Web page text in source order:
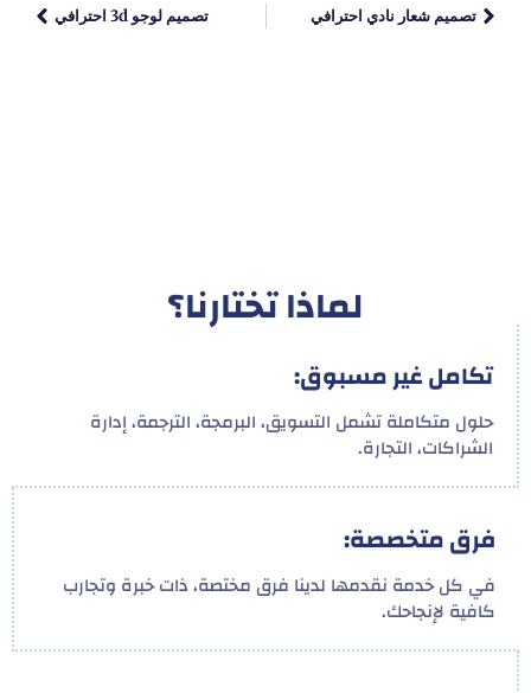
تصميم شعار نادي احترافي تصميم لوجو 3d احترافي
لماذا تختارنا؟
تكامل غير مسبوق:
حلول متكاملة تشمل التسويق، البرمجة، الترجمة، إدارة
الشراكات، التجارة.
فرق متخصصة:
في كل خدمة نقدمها لدينا فرق مختصة، ذات خبرة وتجارب
كافية لإنجاحك.